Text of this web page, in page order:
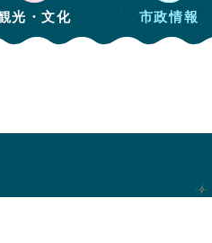
光・文化 市政情報